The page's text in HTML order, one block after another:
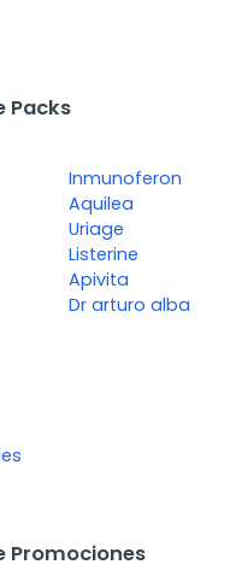
Packs
Inmunoferon
Aquilea
Uriage
Listerine
Apivita
Dr arturo alba
Promociones